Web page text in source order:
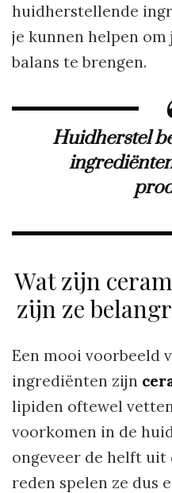
huidherstellende
je kunnen helpen
balans te brengen.
Huidherstel
Wat zijn
zijn ze
Een mooi voorbeeld
ingrediënten zijn
lipiden oftewel
voorkomen in de
ongeveer de helft uit
reden spelen ze dus